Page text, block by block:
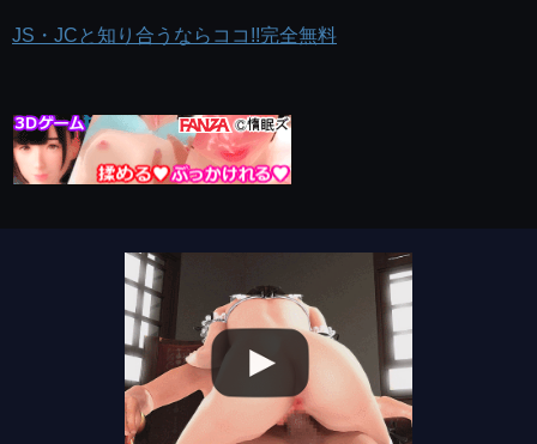
JS・JCと知り合うならココ!!完全無料